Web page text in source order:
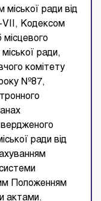
ради від
VII, Кодексом
місцевого
ради,
комітету
року №87,
ради від
Положенням
актами.